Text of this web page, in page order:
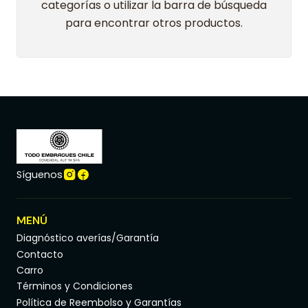
categorías o utilizar la barra de búsqueda
para encontrar otros productos.
Síguenos
MENÚ
Diagnóstico averías/Garantía
Contacto
Carro
Términos y Condiciones
Política de Reembolso y Garantías